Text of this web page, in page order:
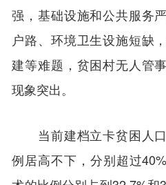
强，基础设施和公共服务
户路、环境卫生设施短缺
建等难题，贫困村无人管
现象突出。
当前建档立卡贫困人口
例居高不下，分别超过